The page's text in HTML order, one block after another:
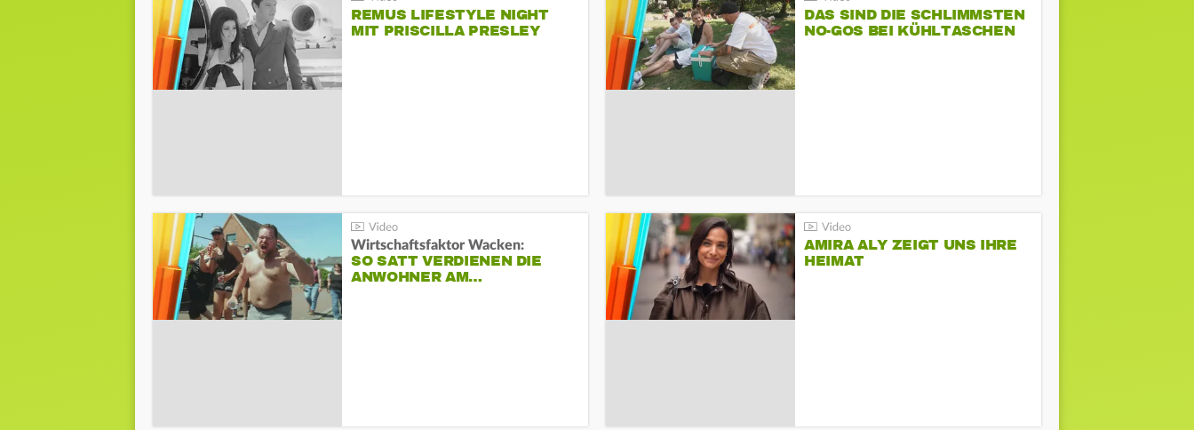
REMUS LIFESTYLE NIGHT
MIT PRISCILLA PRESLEY
DAS SIND DIE SCHLIMMSTEN
NO-GOS BEI KÜHLTASCHEN
Wirtschaftsfaktor Wacken:
SO SATT VERDIENEN DIE
ANWOHNER AM…
AMIRA ALY ZEIGT UNS IHRE
HEIMAT